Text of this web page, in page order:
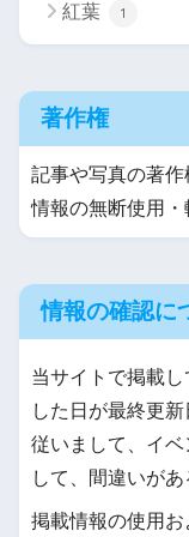
紅葉 1
著作権
記事や写真の著
情報の無断使用・
情報の確認に
当サイトで掲載
した日が最終更
従いまして、イ
して、間違いがあ
掲載情報の使用